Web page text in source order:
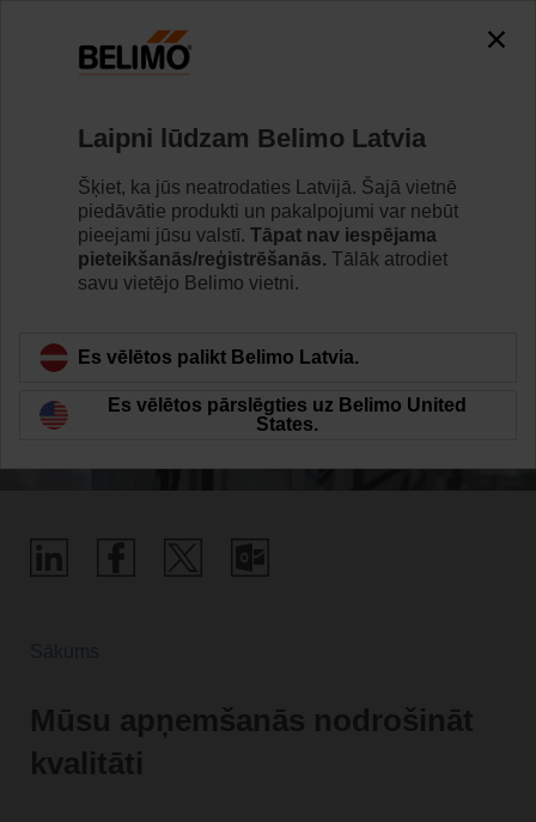
Mēs tiecamies uz
abpusējiem
Mūsu apņemšanās nodrošināt
kvalitāti
Laipni lūdzam Belimo Latvia
Šķiet, ka jūs neatrodaties Latvijā. Šajā vietnē
piedāvātie produkti un pakalpojumi var nebūt
pieejami jūsu valstī. Tāpat nav iespējama
pieteikšanās/reģistrēšanās. Tālāk atrodiet
savu vietējo Belimo vietni.
Es vēlētos palikt Belimo Latvia.
Es vēlētos pārslēgties uz Belimo United
States.